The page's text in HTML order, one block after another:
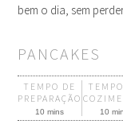
bem o dia, sem
PANCAKES
TEMPO DE
PREPARAÇÃO
10 mins 10